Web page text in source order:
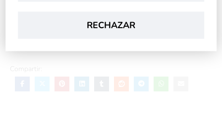
Compartir:
RECHAZAR